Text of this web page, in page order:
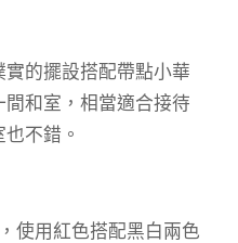
的擺設搭配帶點小華
和室，相當適合接待
不錯。
使用紅色搭配黑白兩色